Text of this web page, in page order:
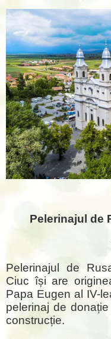
Pelerinajul de
Pelerinajul de
Ciuc își are
Papa Eugen al IV-
pelerinaj de
construcție.